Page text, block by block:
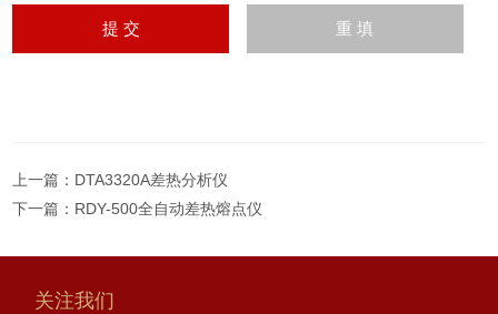
上一篇： DTA3320A差热分析仪
下一篇： RDY-500全自动差热熔点仪
关注我们